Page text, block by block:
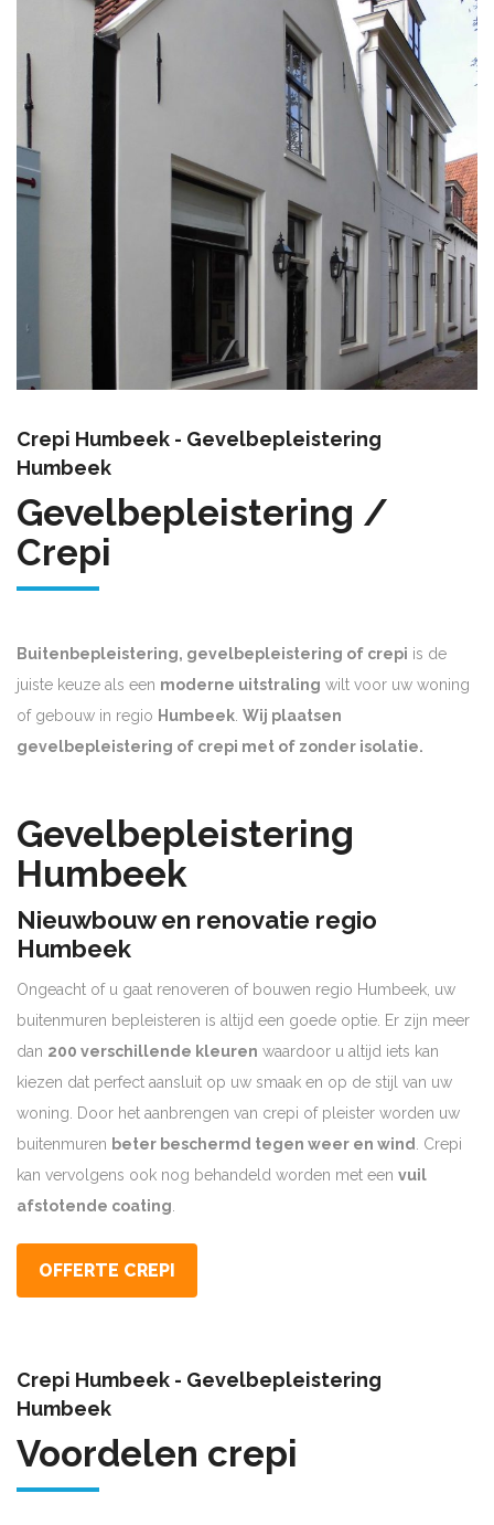
Crepi Humbeek - Gevelbepleistering
Humbeek
Gevelbepleistering /
Crepi
Buitenbepleistering, gevelbepleistering of crepi is de
juiste keuze als een moderne uitstraling wilt voor uw woning
of gebouw in regio Humbeek. Wij plaatsen
gevelbepleistering of crepi met of zonder isolatie.
Gevelbepleistering
Humbeek
Nieuwbouw en renovatie regio
Humbeek
Ongeacht of u gaat renoveren of bouwen regio Humbeek, uw
buitenmuren bepleisteren is altijd een goede optie. Er zijn meer
dan 200 verschillende kleuren waardoor u altijd iets kan
kiezen dat perfect aansluit op uw smaak en op de stijl van uw
woning. Door het aanbrengen van crepi of pleister worden uw
buitenmuren beter beschermd tegen weer en wind. Crepi
kan vervolgens ook nog behandeld worden met een vuil
afstotende coating.
OFFERTE CREPI
Crepi Humbeek - Gevelbepleistering
Humbeek
Voordelen crepi